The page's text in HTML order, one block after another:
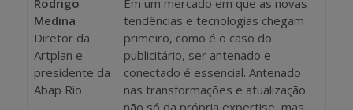
Medina
Diretor da
Artplan e
presidente da
Abap Rio
tendências e tecnologias chegam
primeiro, como é o caso do
publicitário, ser antenado e
conectado é essencial. Antenado
nas transformações e atualização
não só da própria expertise, mas